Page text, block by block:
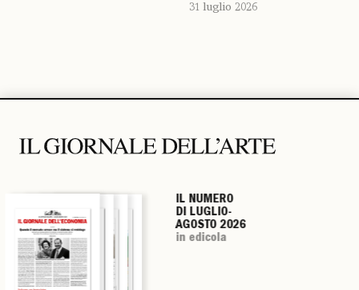
31 luglio 2026
IL NUMERO
DI LUGLIO-
AGOSTO 2026
in edicola
IL NUMERO
DI LUGLIO-
AGOSTO 2026
in edicola
IL NUMERO
DI LUGLIO-
AGOSTO 2026
in edicola
IL NUMERO
DI LUGLIO-
AGOSTO 2026
in edicola